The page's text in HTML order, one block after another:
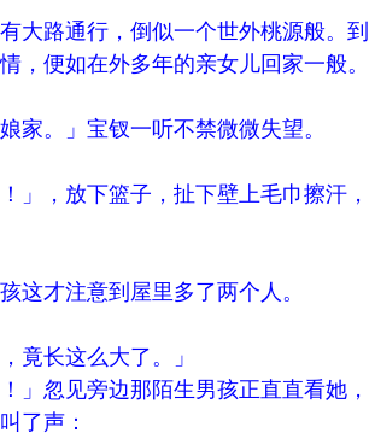
大路通行，倒似一个世外桃源般。到
，便如在外多年的亲女儿回家一般。
家。」宝钗一听不禁微微失望。
」，放下篮子，扯下壁上毛巾擦汗，
这才注意到屋里多了两个人。
竟长这么大了。」
」忽见旁边那陌生男孩正直直看她，
了声：